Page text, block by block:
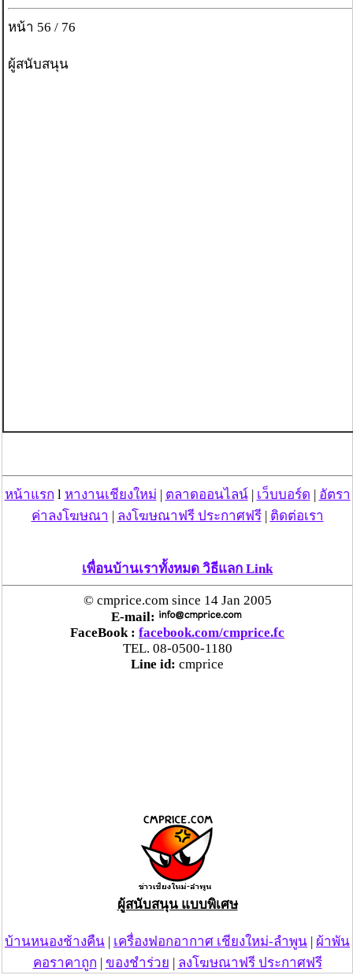
หน้า 56 / 76
ผู้สนับสนุน
หน้าแรก l หางานเชียงใหม่ | ตลาดออนไลน์| เว็บบอร์ด | อัตรา
ค่าลงโฆษณา | ลงโฆษณาฟรี ประกาศฟรี| ติดต่อเรา
เพื่อนบ้านเราทั้งหมด วิธีแลก Link
© cmprice.com since 14 Jan 2005
E-mail:
FaceBook : facebook.com/cmprice.fc
TEL. 08-0500-1180
Line id: cmprice
ผู้สนับสนุน แบบพิเศษ
บ้านหนองช้างคืน | เครื่องฟอกอากาศ เชียงใหม่-ลำพูน | ผ้าพัน
คอราคาถูก | ของชำร่วย | ลงโฆษณาฟรี ประกาศฟรี